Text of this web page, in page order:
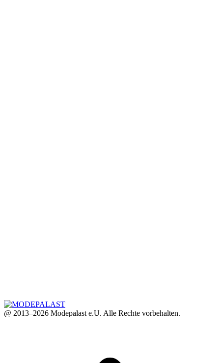
@ 2013–2026 Modepalast e.U. Alle Rechte vorbehalten.